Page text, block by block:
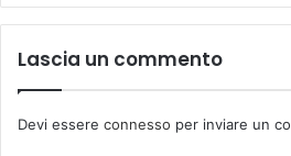
Lascia un commento
Devi essere connesso per inviare un